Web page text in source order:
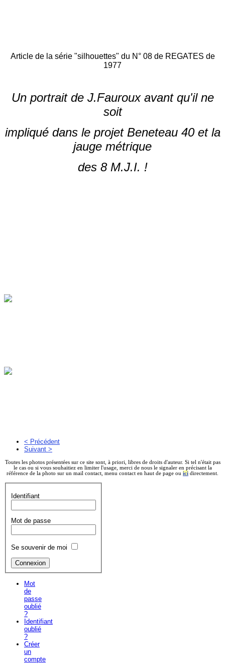
Article de la série "silhouettes" du N° 08 de REGATES de
1977
Un portrait de J.Fauroux avant qu'il ne
soit
impliqué dans le projet Beneteau 40 et la
jauge métrique
des 8 M.J.I. !
< Précédent
Suivant >
Toutes les photos présentées sur ce site sont, à priori, libres de droits d'auteur. Si tel n'était pas
le cas ou si vous souhaitiez en limiter l'usage, merci de nous le signaler en précisant la
référence de la photo sur un mail contact, menu contact en haut de page ou ici directement.
Identifiant
Mot de passe
Se souvenir de moi
Mot
de
passe
oublié
?
Identifiant
oublié
?
Créer
un
compte